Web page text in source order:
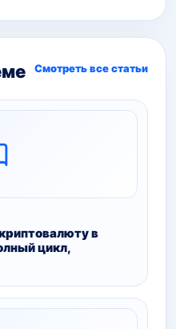
Смотреть все статьи
в
цикл,